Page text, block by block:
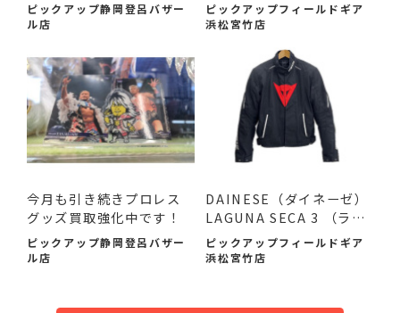
ピックアップ静岡登呂バザー
ル店
ピックアップフィールドギア
浜松宮竹店
今月も引き続きプロレス
グッズ買取強化中です！
ピックアップ静岡登呂バザー
ル店
DAINESE（ダイネーゼ）
LAGUNA SECA 3 （ラグ
ナセカ...
ピックアップフィールドギア
浜松宮竹店